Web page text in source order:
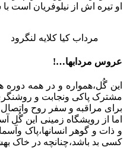
او تیره اش از نیلوفریان است
مرداب کیا کلایه لنگرود
عروس مردابها…!
این گُل،همواره و در همه دوره
مشترک پاکی ونجابت و روشنگری
برای مراقبه و سفر روح واتصال
اما از رویشگاه زمینی این
و ذات و گوهر انسانها،پاک
کسی بد باشد،چنانچه در خاک